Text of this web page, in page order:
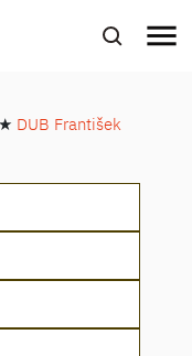
menu
★ DUB František